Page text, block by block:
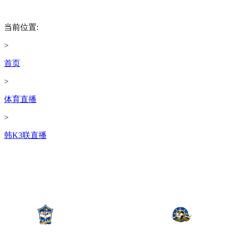
当前位置:
>
首页
>
体育直播
>
韩K3联直播